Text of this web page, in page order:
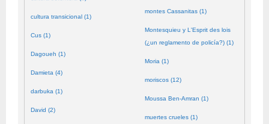
cultura transicional (1)
Cus (1)
Dagoueh (1)
Damieta (4)
darbuka (1)
David (2)
montes Cassanitas (1)
Montesquieu y L'Esprit des lois
(¿un reglamento de policía?) (1)
Moria (1)
moriscos (12)
Moussa Ben-Amran (1)
muertes crueles (1)